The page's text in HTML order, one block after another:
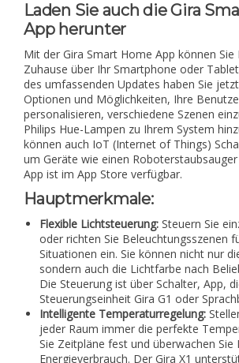
Laden Sie auch die Gira
App herunter
Mit der Gira Smart Home App können Sie
Zuhause über Ihr Smartphone oder
des umfassenden Updates haben Sie
Optionen und Möglichkeiten, Ihre
personalisieren, verschiedene Szenen
Philips Hue-Lampen zu Ihrem System
können auch IoT (Internet of Things)
um Geräte wie einen
App ist im App Store verfügbar.
Hauptmerkmale:
Flexible Lichtsteuerung: Steuern Sie
oder richten Sie Beleuchtungsszenen
Situationen ein. Sie können nicht nur
sondern auch die Lichtfarbe nach
Die Steuerung ist über Schalter, App,
Steuerungseinheit Gira G1 oder
Intelligente Temperaturregelung:
jeder Raum immer die perfekte
Sie Zeitpläne fest und überwachen Sie
Energieverbrauch. Der Gira X1